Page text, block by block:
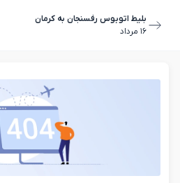
بلیط اتوبوس رفسنجان به کرمان
١٦ مرداد